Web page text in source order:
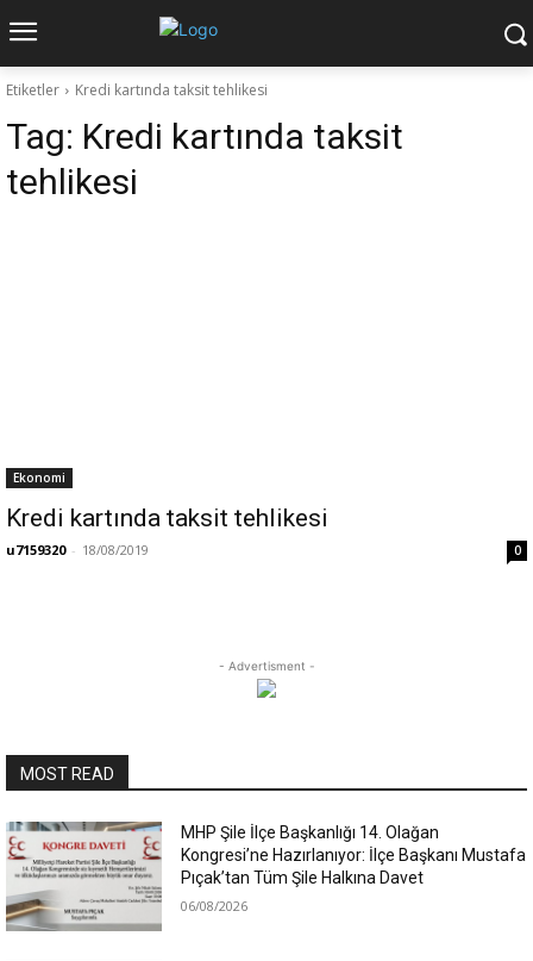
Etiketler Kredi kartında taksit tehlikesi
Tag: Kredi kartında taksit
tehlikesi
Ekonomi
Kredi kartında taksit tehlikesi
u7159320 - 18/08/2019 0
- Advertisment -
MOST READ
MHP Şile İlçe Başkanlığı 14. Olağan
Kongresi’ne Hazırlanıyor: İlçe Başkanı Mustafa
Pıçak’tan Tüm Şile Halkına Davet
06/08/2026